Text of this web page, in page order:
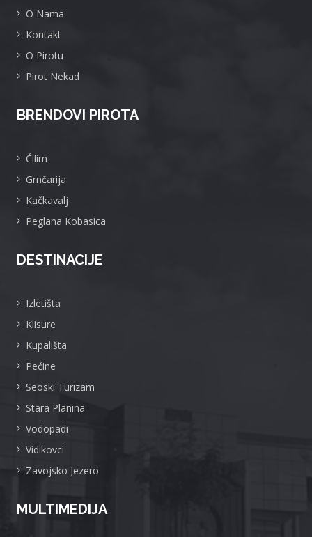
O Nama
Kontakt
O Pirotu
Pirot Nekad
BRENDOVI PIROTA
Ćilim
Grnčarija
Kačkavalj
Peglana Kobasica
DESTINACIJE
Izletišta
Klisure
Kupališta
Pećine
Seoski Turizam
Stara Planina
Vodopadi
Vidikovci
Zavojsko Jezero
MULTIMEDIJA